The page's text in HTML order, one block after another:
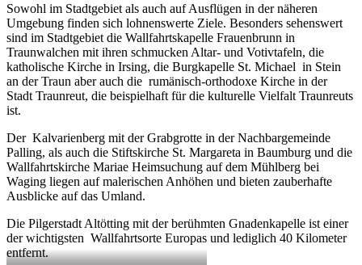
Sowohl im Stadtgebiet als auch auf Ausflügen in der näheren
Umgebung finden sich lohnenswerte Ziele. Besonders sehenswert
sind im Stadtgebiet die Wallfahrtskapelle Frauenbrunn in
Traunwalchen mit ihren schmucken Altar- und Votivtafeln, die
katholische Kirche in Irsing, die Burgkapelle St. Michael in Stein
an der Traun aber auch die rumänisch-orthodoxe Kirche in der
Stadt Traunreut, die beispielhaft für die kulturelle Vielfalt Traunreuts
ist.
Der Kalvarienberg mit der Grabgrotte in der Nachbargemeinde
Palling, als auch die Stiftskirche St. Margareta in Baumburg und die
Wallfahrtskirche Mariae Heimsuchung auf dem Mühlberg bei
Waging liegen auf malerischen Anhöhen und bieten zauberhafte
Ausblicke auf das Umland.
Die Pilgerstadt Altötting mit der berühmten Gnadenkapelle ist einer
der wichtigsten Wallfahrtsorte Europas und lediglich 40 Kilometer
entfernt.